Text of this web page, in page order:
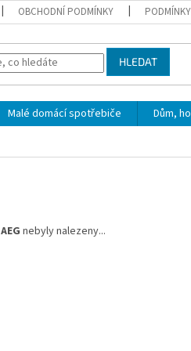
OBCHODNÍ PODMÍNKY
HLEDAT
Malé domácí spotřebiče Dům,
AEG nebyly nalezeny...